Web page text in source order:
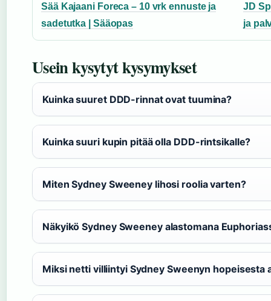
Sää Kajaani Foreca – 10 vrk ennuste ja
sadetutka | Sääopas
JD
ja
Usein kysytyt kysymykset
Kuinka suuret DDD-rinnat ovat tuumina?
Kuinka suuri kupin pitää olla DDD-rintsikalle?
Miten Sydney Sweeney lihosi roolia varten?
Näkyikö Sydney Sweeney alastomana
Miksi netti villiintyi Sydney Sweenyn hopeisesta